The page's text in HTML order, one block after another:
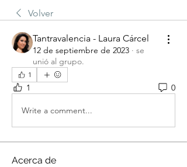
Volver
Tantravalencia - Laura Cárcel
12 de septiembre de 2023 · se
unió al grupo.
1
1 0
Write a comment...
Acerca de